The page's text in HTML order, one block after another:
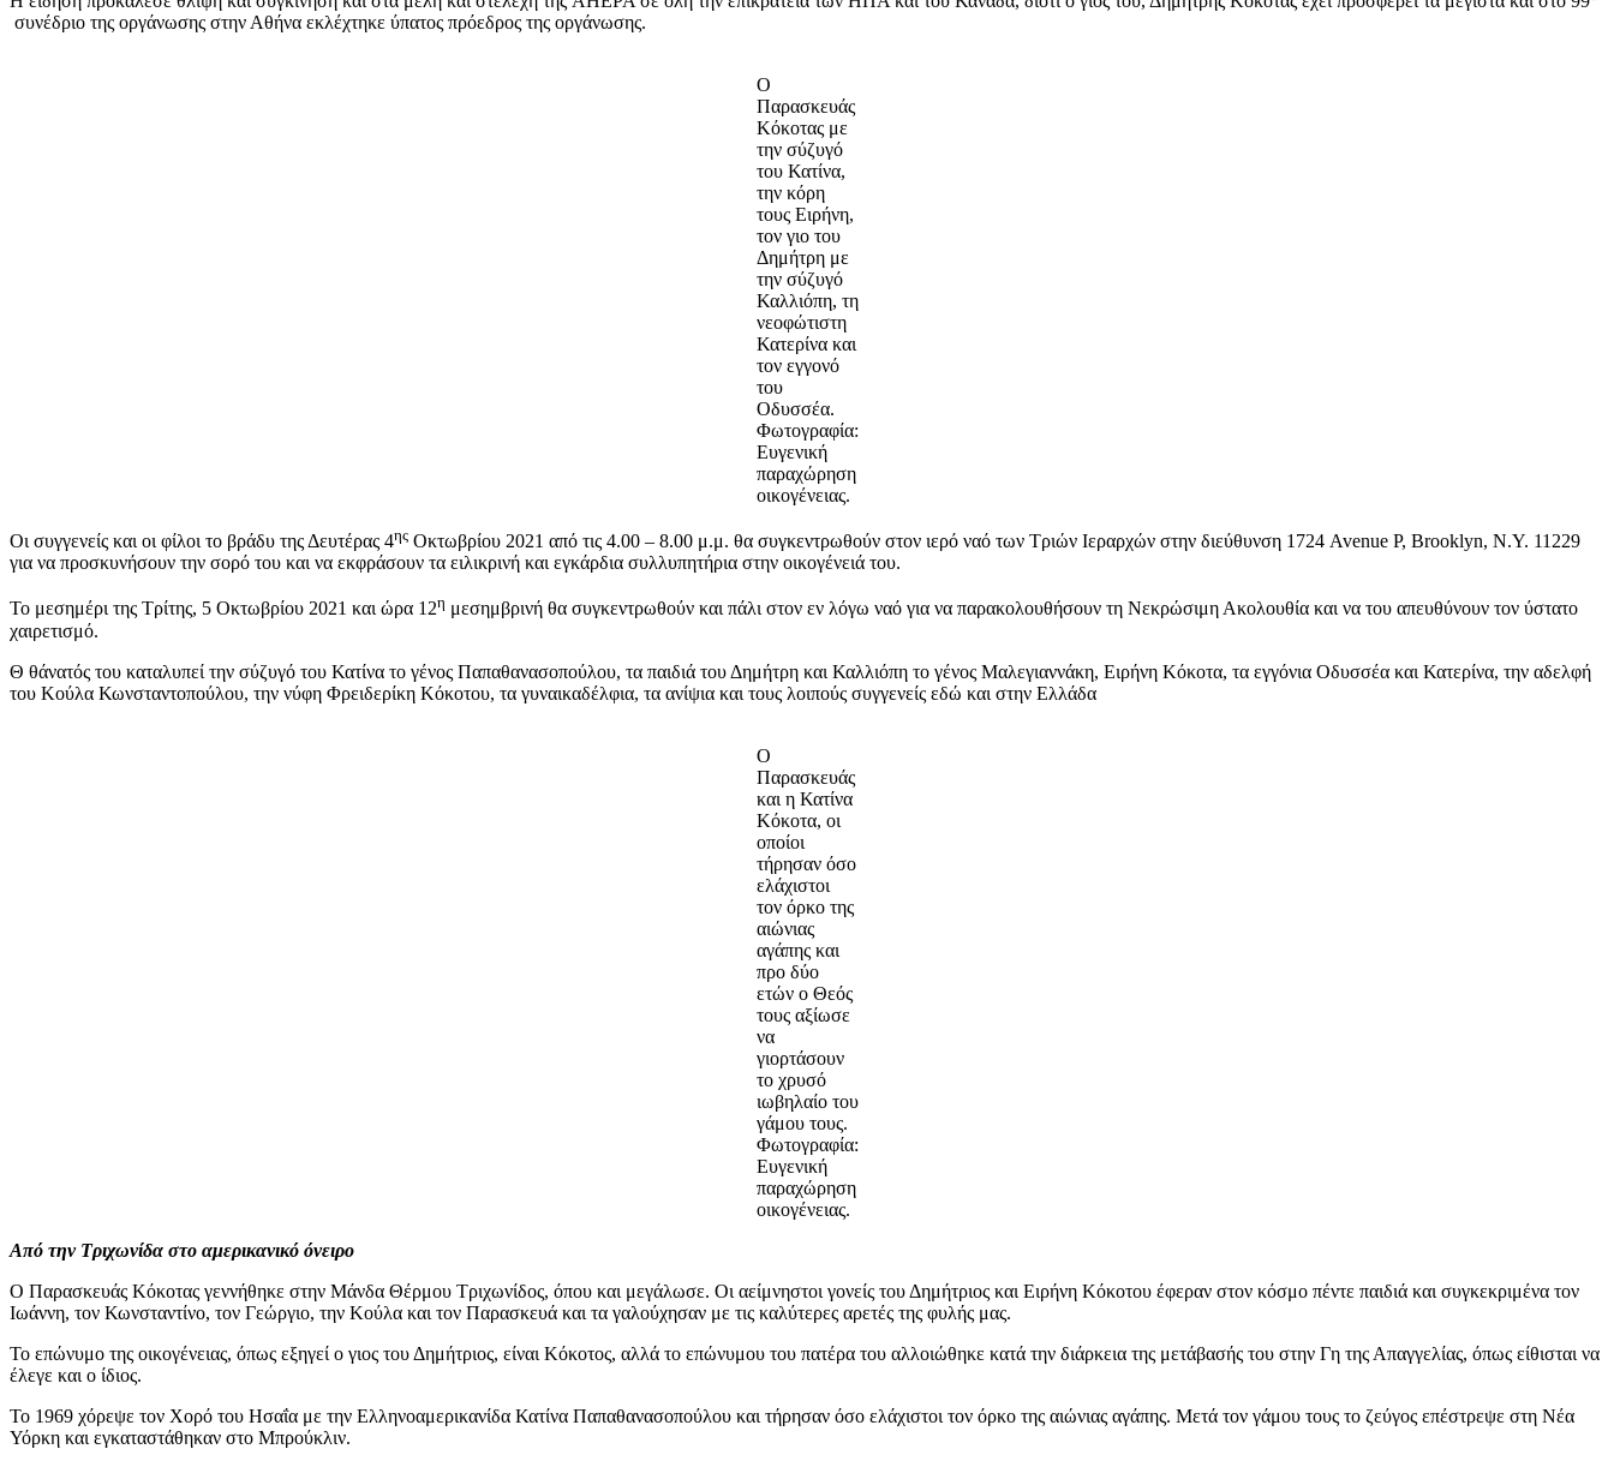
συνέδριο της οργάνωσης στην Αθήνα εκλέχτηκε ύπατος πρόεδρος της οργάνωσης.
Ο
Παρασκευάς
Κόκοτας με
την σύζυγό
του Κατίνα,
την κόρη
τους Ειρήνη,
τον γιο του
Δημήτρη με
την σύζυγό
Καλλιόπη, τη
νεοφώτιστη
Κατερίνα και
τον εγγονό
του
Οδυσσέα.
Φωτογραφία:
Ευγενική
παραχώρηση
οικογένειας.
Οι συγγενείς και οι φίλοι το βράδυ της Δευτέρας 4ης Οκτωβρίου 2021 από τις 4.00 – 8.00 μ.μ. θα συγκεντρωθούν στον ιερό ναό των Τριών Ιεραρχών στην διεύθυνση 1724 Avenue P, Brooklyn, N.Y. 11229
για να προσκυνήσουν την σορό του και να εκφράσουν τα ειλικρινή και εγκάρδια συλλυπητήρια στην οικογένειά του.
Το μεσημέρι της Τρίτης, 5 Οκτωβρίου 2021 και ώρα 12η μεσημβρινή θα συγκεντρωθούν και πάλι στον εν λόγω ναό για να παρακολουθήσουν τη Νεκρώσιμη Ακολουθία και να του απευθύνουν τον ύστατο
χαιρετισμό.
Θ θάνατός του καταλυπεί την σύζυγό του Κατίνα το γένος Παπαθανασοπούλου, τα παιδιά του Δημήτρη και Καλλιόπη το γένος Μαλεγιαννάκη, Ειρήνη Κόκοτα, τα εγγόνια Οδυσσέα και Κατερίνα, την αδελφή
του Κούλα Κωνσταντοπούλου, την νύφη Φρειδερίκη Κόκοτου, τα γυναικαδέλφια, τα ανίψια και τους λοιπούς συγγενείς εδώ και στην Ελλάδα
Ο
Παρασκευάς
και η Κατίνα
Κόκοτα, οι
οποίοι
τήρησαν όσο
ελάχιστοι
τον όρκο της
αιώνιας
αγάπης και
προ δύο
ετών ο Θεός
τους αξίωσε
να
γιορτάσουν
το χρυσό
ιωβηλαίο του
γάμου τους.
Φωτογραφία:
Ευγενική
παραχώρηση
οικογένειας.
Από την Τριχωνίδα στο αμερικανικό όνειρο
Ο Παρασκευάς Κόκοτας γεννήθηκε στην Μάνδα Θέρμου Τριχωνίδος, όπου και μεγάλωσε. Οι αείμνηστοι γονείς του Δημήτριος και Ειρήνη Κόκοτου έφεραν στον κόσμο πέντε παιδιά και συγκεκριμένα τον
Ιωάννη, τον Κωνσταντίνο, τον Γεώργιο, την Κούλα και τον Παρασκευά και τα γαλούχησαν με τις καλύτερες αρετές της φυλής μας.
Το επώνυμο της οικογένειας, όπως εξηγεί ο γιος του Δημήτριος, είναι Κόκοτος, αλλά το επώνυμου του πατέρα του αλλοιώθηκε κατά την διάρκεια της μετάβασής του στην Γη της Απαγγελίας, όπως είθισται να
έλεγε και ο ίδιος.
Το 1969 χόρεψε τον Χορό του Ησαΐα με την Ελληνοαμερικανίδα Κατίνα Παπαθανασοπούλου και τήρησαν όσο ελάχιστοι τον όρκο της αιώνιας αγάπης. Μετά τον γάμου τους το ζεύγος επέστρεψε στη Νέα
Υόρκη και εγκαταστάθηκαν στο Μπρούκλιν.